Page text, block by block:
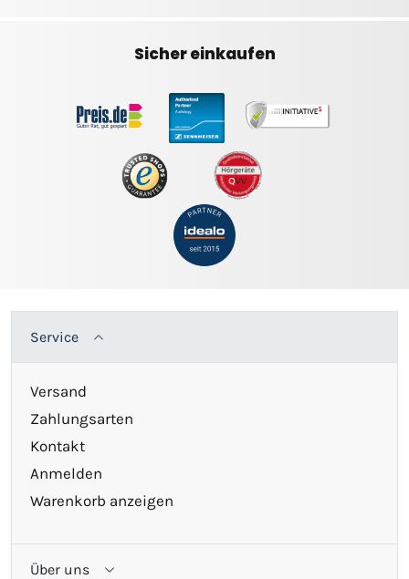
Sicher einkaufen
Service
Versand
Zahlungsarten
Kontakt
Anmelden
Warenkorb anzeigen
Über uns